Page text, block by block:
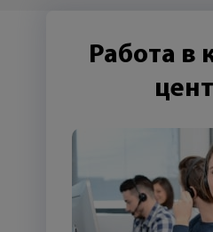
Работа в